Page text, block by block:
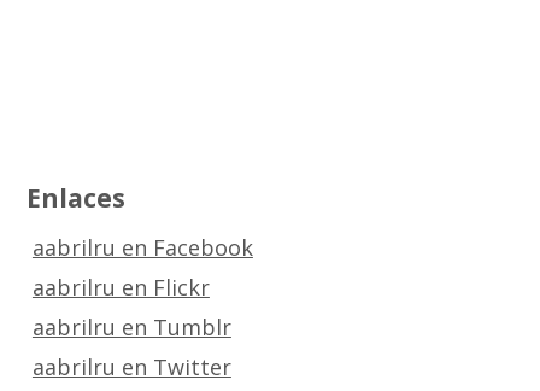
Enlaces
aabrilru en Facebook
aabrilru en Flickr
aabrilru en Tumblr
aabrilru en Twitter